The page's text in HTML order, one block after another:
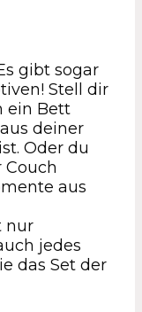
gibt sogar
Stell dir
ein Bett
deiner
Oder du
Couch
aus
nur
jedes
das Set der